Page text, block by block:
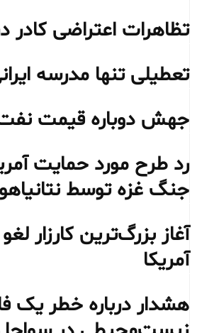
تظاهرات اعتراضی کادر
تعطیلی تنها مدرسه
جهش دوباره قیمت
رد طرح مورد حمایت
جنگ غزه توسط نتانیاهو
آغاز بزرگ‌ترین کارزار
آمریکا
هشدار درباره خطر یک